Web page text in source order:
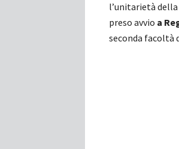
l’unitarietà
preso avvio a
seconda facoltà